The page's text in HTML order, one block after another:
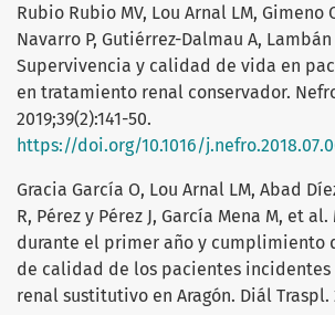
Rubio Rubio MV, Lou Arnal LM, Gimeno
Navarro P, Gutiérrez-Dalmau A,
Supervivencia y calidad de vida en
en tratamiento renal conservador.
2019;39(2):141-50.
https://doi.org/10.1016/
Gracia García O, Lou Arnal LM, Abad
R, Pérez y Pérez J, García Mena M, et
durante el primer año y cumplimiento
de calidad de los pacientes
renal sustitutivo en Aragón. Diál Traspl.